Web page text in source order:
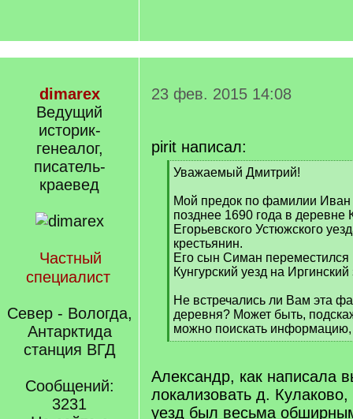
dimarex
Ведущий
историк-
генеалог,
писатель-
краевед
Частный
специалист
Север - Вологда,
Антарктида
станция ВГД
Сообщений:
3231
23 фев. 2015 14:08
pirit написал:
[
]
Уважаемый Дмитрий!
Мой предок по фамилии
позднее 1690 года в деревне
Егорьевского Устюжского
крестьянин.
Его сын Симан переместился
Кунгурский уезд на Иргинский
Не встречались ли Вам эта
деревня? Может быть,
можно поискать
[
q
]
Александр, как написала
локализовать д.
уезд был весьма